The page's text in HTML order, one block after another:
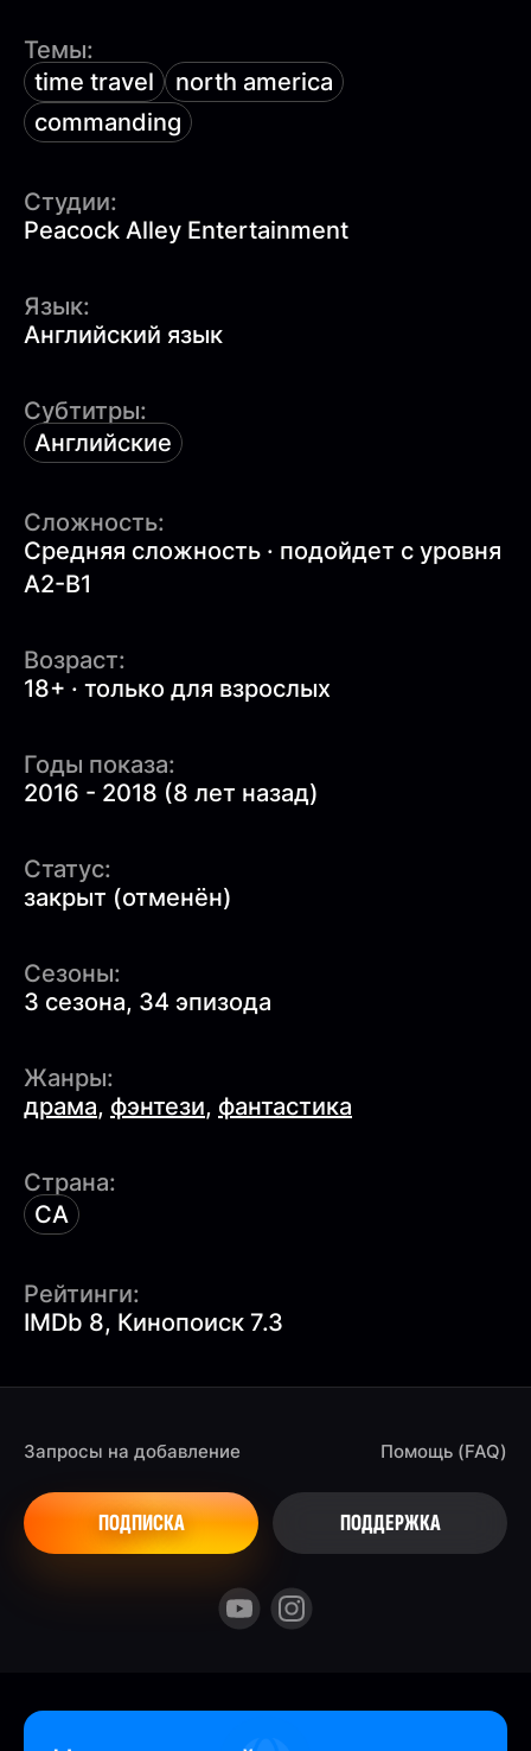
Темы:
time travel
north america
commanding
Студии:
Peacock Alley Entertainment
Язык:
Английский язык
Субтитры:
Английские
Сложность:
Средняя сложность · подойдет с уровня
A2-B1
Возраст:
18+ · только для взрослых
Годы показа:
2016 - 2018 (8 лет назад)
Статус:
закрыт (отменён)
Сезоны:
3 сезона, 34 эпизода
Жанры:
драма, фэнтези, фантастика
Страна:
CA
Рейтинги:
IMDb 8, Кинопоиск 7.3
Запросы на добавление
ПОДПИСКА
Помощь (FAQ)
ПОДДЕРЖКА